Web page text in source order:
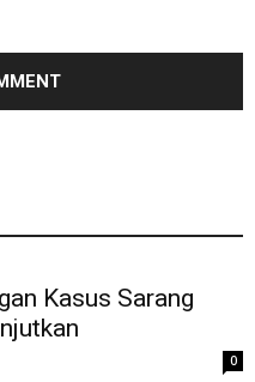
Kasus Sarang
0